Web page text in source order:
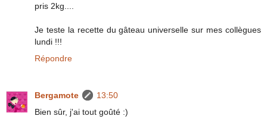
pris 2kg....
Je teste la recette du gâteau universelle sur mes collègues
lundi !!!
Répondre
Bergamote
13:50
Bien sûr, j'ai tout goûté :)